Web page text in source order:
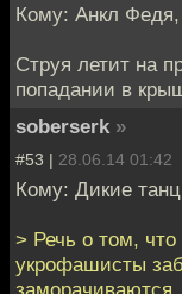
Кому: Анкл Федя,
Струя летит на
попадании в
soberserk »
#53 | 28.06.14 01:42
Кому: Дикие
> Речь о том,
укрофашисты
заморачиваются.